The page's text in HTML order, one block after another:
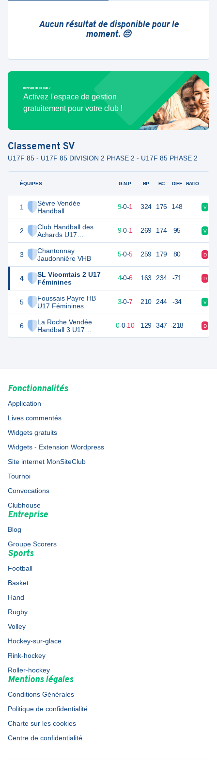
Aucun résultat de disponible pour le
moment. 😔
Bénévole de ce club ?
Activez l'espace de gestion
gratuitement pour votre club !
Classement SV
U17F 85 - U17F 85 DIVISION 2 PHASE 2 - U17F 85 PHASE 2
ÉQUIPES
1
Sèvre Vendée
Handball
2
Club Handball des
Achards U17
Féminines
3
Chantonnay
Jaudonnière VHB
4
SL Vicomtais 2 U17
Féminines
5
Foussais Payre HB
U17 Féminines
6
La Roche Vendée
Handball 3 U17
Féminines
G-N-P BP BC DIFF RATIO
9-0-1 324 176 148 V
28 9-0-1 269 174 95 V
19 5-0-5 259 179 80 D
17 4-0-6 163 234 -71 D
16 3-0-7 210 244 -34 V
10 0-0-10 129 347 -218 D
Fonctionnalités
Application
Lives commentés
Widgets gratuits
Widgets - Extension Wordpress
Site internet MonSiteClub
Tournoi
Convocations
Clubhouse
Entreprise
Blog
Groupe Scorers
Sports
Football
Basket
Hand
Rugby
Volley
Hockey-sur-glace
Rink-hockey
Roller-hockey
Mentions légales
Conditions Générales
Politique de confidentialité
Charte sur les cookies
Centre de confidentialité